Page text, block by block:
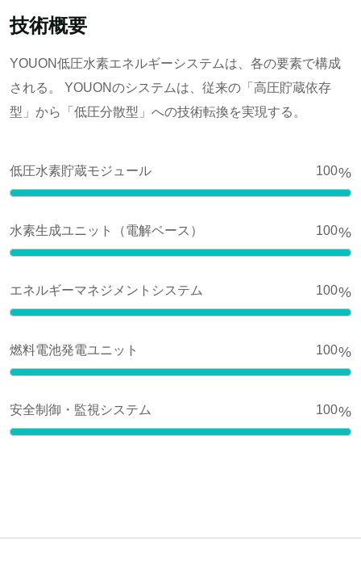
技術概要
YOUON低圧水素エネルギーシステムは、各の要素で構成
される。 YOUONのシステムは、従来の「高圧貯蔵依存
型」から「低圧分散型」への技術転換を実現する。
低圧水素貯蔵モジュール %
100
水素生成ユニット（電解ベース） %
100
エネルギーマネジメントシステム %
100
燃料電池発電ユニット %
100
安全制御・監視システム %
100